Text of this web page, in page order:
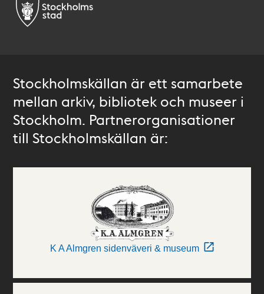
Stockholmskällan är ett samarbete
mellan arkiv, bibliotek och museer i
Stockholm. Partnerorganisationer
till Stockholmskällan är:
K A Almgren sidenväveri & museum